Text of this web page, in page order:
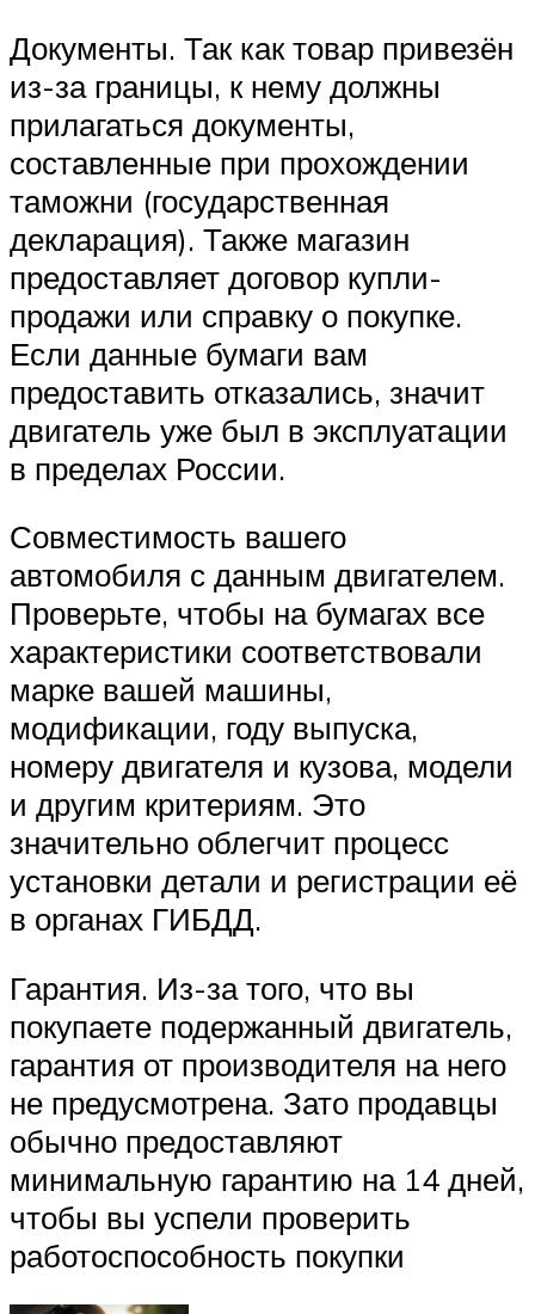
Документы. Так как товар привезён
из-за границы, к нему должны
прилагаться документы,
составленные при прохождении
таможни (государственная
декларация). Также магазин
предоставляет договор купли-
продажи или справку о покупке.
Если данные бумаги вам
предоставить отказались, значит
двигатель уже был в эксплуатации
в пределах России.
Совместимость вашего
автомобиля с данным двигателем.
Проверьте, чтобы на бумагах все
характеристики соответствовали
марке вашей машины,
модификации, году выпуска,
номеру двигателя и кузова, модели
и другим критериям. Это
значительно облегчит процесс
установки детали и регистрации её
в органах ГИБДД.
Гарантия. Из-за того, что вы
покупаете подержанный двигатель,
гарантия от производителя на него
не предусмотрена. Зато продавцы
обычно предоставляют
минимальную гарантию на 14 дней,
чтобы вы успели проверить
работоспособность покупки